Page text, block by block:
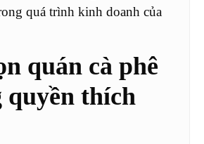
quá trình kinh doanh của
quán cà phê
quyền thích